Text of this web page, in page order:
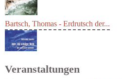
Bartsch, Thomas - Erdrutsch der...
Veranstaltungen